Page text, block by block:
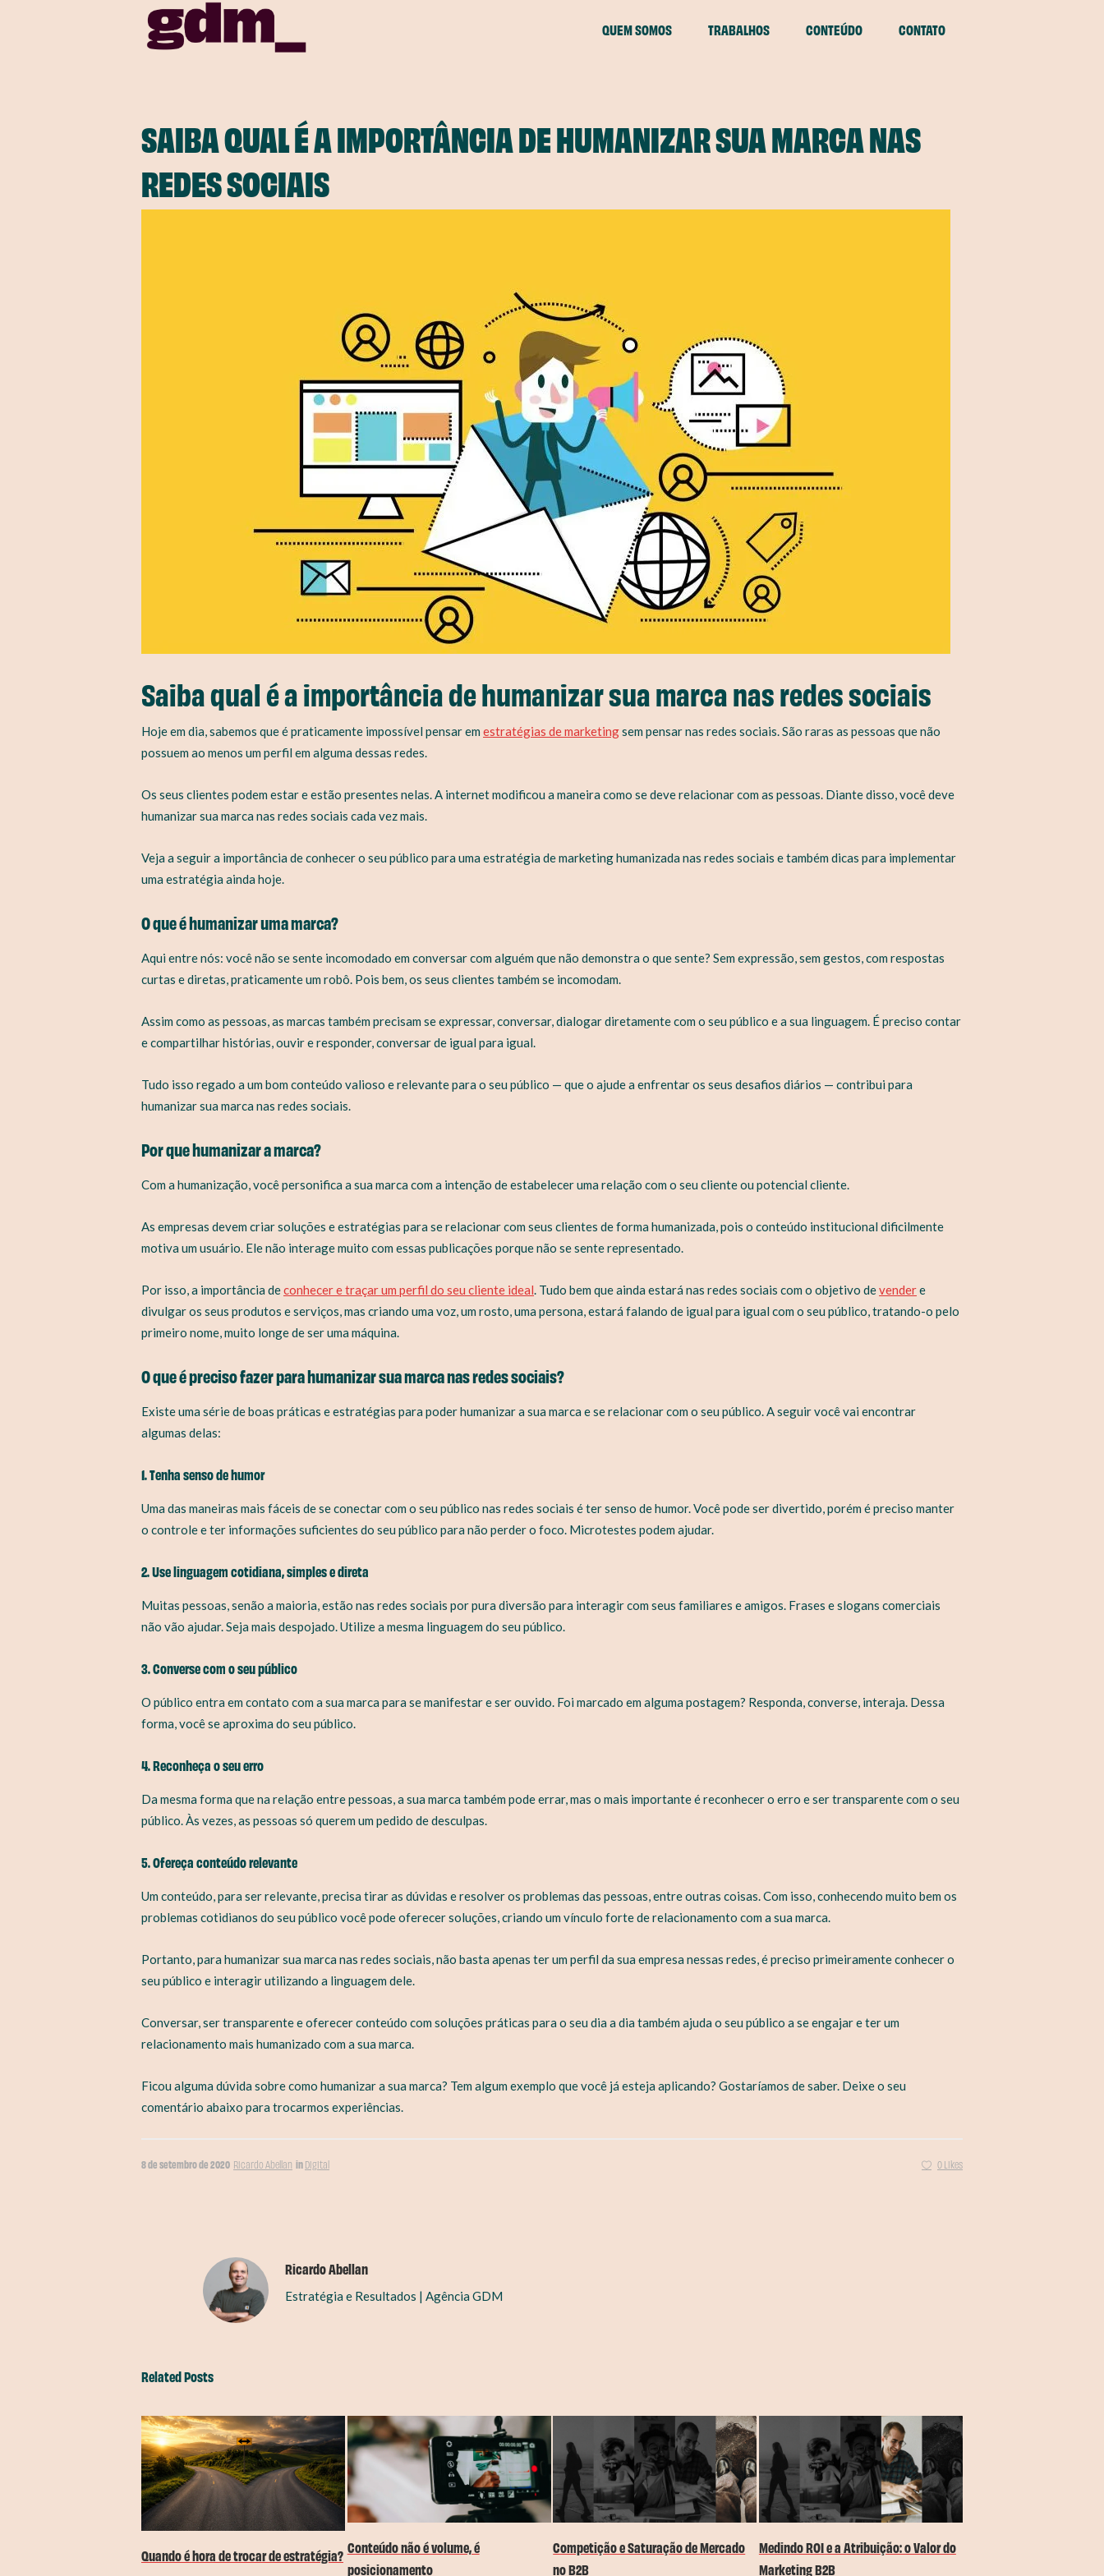
QUEM SOMOS TRABALHOS CONTEÚDO CONTATO
SAIBA QUAL É A IMPORTÂNCIA DE HUMANIZAR SUA MARCA NAS
REDES SOCIAIS
Saiba qual é a importância de humanizar sua marca nas redes sociais
Hoje em dia, sabemos que é praticamente impossível pensar em estratégias de marketingsem pensar nas redes sociais. São raras as pessoas que não
possuem ao menos um perfil em alguma dessas redes.
Os seus clientes podem estar e estão presentes nelas. A internet modificou a maneira como se deve relacionar com as pessoas. Diante disso, você deve
humanizar sua marca nas redes sociais cada vez mais.
Veja a seguir a importância de conhecer o seu público para uma estratégia de marketing humanizada nas redes sociais e também dicas para implementar
uma estratégia ainda hoje.
O que é humanizar uma marca?
Aqui entre nós: você não se sente incomodado em conversar com alguém que não demonstra o que sente? Sem expressão, sem gestos, com respostas
curtas e diretas, praticamente um robô. Pois bem, os seus clientes também se incomodam.
Assim como as pessoas, as marcas também precisam se expressar, conversar, dialogar diretamente com o seu público e a sua linguagem. É preciso contar
e compartilhar histórias, ouvir e responder, conversar de igual para igual.
Tudo isso regado a um bom conteúdo valioso e relevante para o seu público — que o ajude a enfrentar os seus desafios diários — contribui para
humanizar sua marca nas redes sociais.
Por que humanizar a marca?
Com a humanização, você personifica a sua marca com a intenção de estabelecer uma relação com o seu cliente ou potencial cliente.
As empresas devem criar soluções e estratégias para se relacionar com seus clientes de forma humanizada, pois o conteúdo institucional dificilmente
motiva um usuário. Ele não interage muito com essas publicações porque não se sente representado.
Por isso, a importância deconhecer e traçar um perfil do seu cliente ideal. Tudo bem que ainda estará nas redes sociais com o objetivo devendere
divulgar os seus produtos e serviços, mas criando uma voz, um rosto, uma persona, estará falando de igual para igual com o seu público, tratando-o pelo
primeiro nome, muito longe de ser uma máquina.
O que é preciso fazer para humanizar sua marca nas redes sociais?
Existe uma série de boas práticas e estratégias para poder humanizar a sua marca e se relacionar com o seu público. A seguir você vai encontrar
algumas delas:
1. Tenha senso de humor
Uma das maneiras mais fáceis de se conectar com o seu público nas redes sociais é ter senso de humor. Você pode ser divertido, porém é preciso manter
o controle e ter informações suficientes do seu público para não perder o foco. Microtestes podem ajudar.
2. Use linguagem cotidiana, simples e direta
Muitas pessoas, senão a maioria, estão nas redes sociais por pura diversão para interagir com seus familiares e amigos. Frases e slogans comerciais
não vão ajudar. Seja mais despojado. Utilize a mesma linguagem do seu público.
3. Converse com o seu público
O público entra em contato com a sua marca para se manifestar e ser ouvido. Foi marcado em alguma postagem? Responda, converse, interaja. Dessa
forma, você se aproxima do seu público.
4. Reconheça o seu erro
Da mesma forma que na relação entre pessoas, a sua marca também pode errar, mas o mais importante é reconhecer o erro e ser transparente com o seu
público. Às vezes, as pessoas só querem um pedido de desculpas.
5. Ofereça conteúdo relevante
Um conteúdo, para ser relevante, precisa tirar as dúvidas e resolver os problemas das pessoas, entre outras coisas. Com isso, conhecendo muito bem os
problemas cotidianos do seu público você pode oferecer soluções, criando um vínculo forte de relacionamento com a sua marca.
Portanto, para humanizar sua marca nas redes sociais, não basta apenas ter um perfil da sua empresa nessas redes, é preciso primeiramente conhecer o
seu público e interagir utilizando a linguagem dele.
Conversar, ser transparente e oferecer conteúdo com soluções práticas para o seu dia a dia também ajuda o seu público a se engajar e ter um
relacionamento mais humanizado com a sua marca.
Ficou alguma dúvida sobre como humanizar a sua marca? Tem algum exemplo que você já esteja aplicando? Gostaríamos de saber. Deixe o seu
comentário abaixo para trocarmos experiências.
8 de setembro de 2020 Ricardo Abellan in Digital 0 Likes
Ricardo Abellan
Estratégia e Resultados | Agência GDM
Related Posts
Quando é hora de trocar de estratégia? Conteúdo não é volume, é
posicionamento
Competição e Saturação de Mercado
no B2B
Medindo ROI e a Atribuição: o Valor do
Marketing B2B